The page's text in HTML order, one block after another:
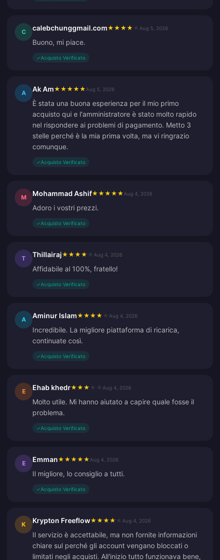
C calebchunggmail.com★ ★ ★ ★ Aug 5, 2026
Buono, mi piace.
✓Acquisto Verificato
A Ak Am★ ★ ★ ★ ★ Aug 5, 2026
È stata una buona esperienza per il mio primo
acquisto qui e l'amministratore è stato molto rapido
nel rispondere ai problemi di pagamento. Metto 3
stelle perché è la mia prima volta, ma vi ringrazio
comunque.
✓Acquisto Verificato
M Mohammad Ashif★ ★ ★ ★ ★ Aug 4, 2026
Adoro i vostri prezzi.
✓Acquisto Verificato
T Thillairaj★ ★ ★ ★ Aug 4, 2026
Affidabile al 100%, fratello!
✓Acquisto Verificato
A Aminur Islam★ ★ ★ ★ Aug 4, 2026
Incredibile. La migliore piattaforma di ricarica,
continuate così.
✓Acquisto Verificato
E Ehab khedr★ ★ ★ Aug 4, 2026
Molto utile. Mi hanno aiutato a capire quale fosse il
problema.
✓Acquisto Verificato
E Emman★ ★ ★ ★ ★ Aug 4, 2026
Il migliore, lo consiglio a tutti.
✓Acquisto Verificato
K Krypton Freeflow★ ★ ★ ★ Aug 4, 2026
Il servizio è accettabile, ma non fornite informazioni
chiare sul perché gli account vengano bloccati o
limitati negli acquisti. All'inizio tutto funzionava bene,